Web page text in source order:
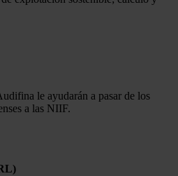
le ayudarán a pasar de los
a las NIIF.